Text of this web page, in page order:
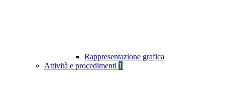
Rappresentazione grafica
Attività e procedimenti 1